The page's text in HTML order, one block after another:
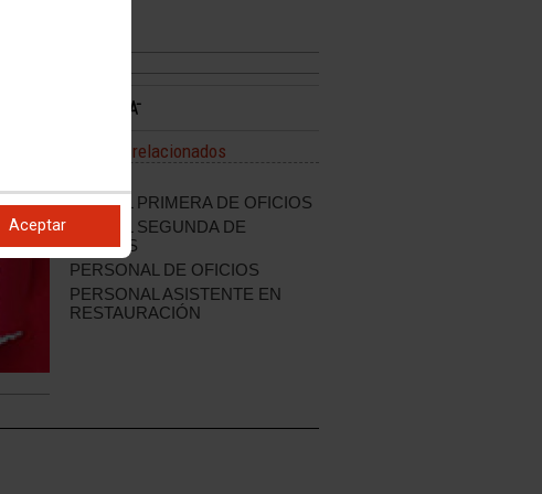
Aceptar
Enlaces relacionados
OFICIAL PRIMERA DE OFICIOS
OFICIAL SEGUNDA DE
OFICIOS
PERSONAL DE OFICIOS
PERSONAL ASISTENTE EN
RESTAURACIÓN